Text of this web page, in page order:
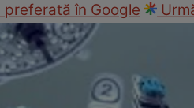
în Google